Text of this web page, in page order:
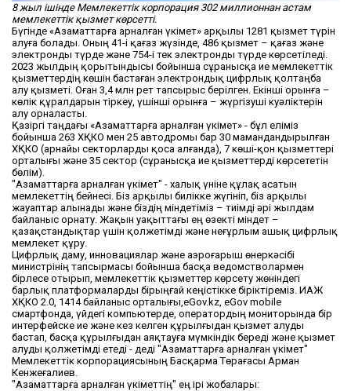
8 жыл ішінде Мемлекеттік корпорация 302 миллионнан астам
мемлекеттік қызмет көрсетті.
Бүгінде «Азаматтарға арналған үкімет» арқылы 1281 қызмет түрін
алуға болады. Оның 41-і қағаз жүзінде, 486 қызмет – қағаз және
электронды түрде және 754-і тек электронды түрде көрсетіледі.
2023 жылдың қорытындысы бойынша сұранысқа ие мемлекеттік
қызметтердің көшін бастаған электрондық цифрлық қолтаңба
алу қызметі. Оған 3,4 млн рет тапсырыс берілген. Екінші орынға –
көлік құралдарын тіркеу, үшінші орынға – жүргізуші куәліктерін
алу орналасты.
Қазіргі таңдағы «Азаматтарға арналған үкімет» - бұл еліміз
бойынша 263 ХҚКО мен 25 автодромы бар 30 мамандандырылған
ХҚКО (арнайы секторларды қоса алғанда), 7 көші-қон қызметтері
орталығы және 35 сектор (сұранысқа ие қызметтерді көрсететін
бөлім).
"Азаматтарға арналған үкімет" - халық үніне құлақ асатын
мемлекеттің бейнесі. Біз арқылы билікке жүгініп, біз арқылы
жауаптар алынады және біздің міндетіміз – тиімді әрі жылдам
байланыс орнату. Жақын уақыттағы ең өзекті міндет –
қазақстандықтар үшін қолжетімді және неғұрлым ашық цифрлық
мемлекет құру.
Цифрлық даму, инновациялар және аэроғарыш өнеркәсібі
министрінің тапсырмасы бойынша басқа ведомстволармен
бірлесе отырып, мемлекеттік қызметтер көрсету жөніндегі
барлық платформаларды бірыңғай кеңістікке біріктіреміз. ИАЖ
ХҚКО 2.0, 1414 байланыс орталығы,eGov.kz, eGov mobile
смартфонда, үйдегі компьютерде, оператордың мониторында бір
интерфейске ие және кез келген құрылғыдан қызмет алуды
бастап, басқа құрылғыдан аяқтауға мүмкіндік береді және қызмет
алуды қолжетімді етеді - деді "Азаматтарға арналған үкімет"
Мемлекеттік корпорациясының Басқарма Төрағасы Арман
Кенжеғалиев.
"Азаматтарға арналған үкіметтің" ең ірі жобалары: